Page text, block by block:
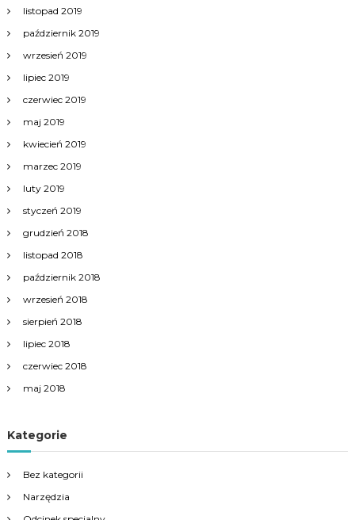
listopad 2019
październik 2019
wrzesień 2019
lipiec 2019
czerwiec 2019
maj 2019
kwiecień 2019
marzec 2019
luty 2019
styczeń 2019
grudzień 2018
listopad 2018
październik 2018
wrzesień 2018
sierpień 2018
lipiec 2018
czerwiec 2018
maj 2018
Kategorie
Bez kategorii
Narzędzia